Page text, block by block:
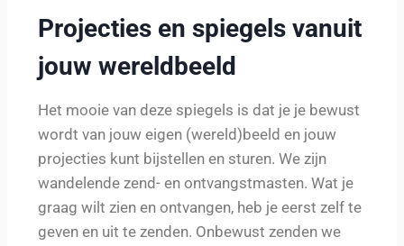
Projecties en spiegels vanuit
jouw wereldbeeld
Het mooie van deze spiegels is dat je je bewust
wordt van jouw eigen (wereld)beeld en jouw
projecties kunt bijstellen en sturen. We zijn
wandelende zend- en ontvangstmasten. Wat je
graag wilt zien en ontvangen, heb je eerst zelf te
geven en uit te zenden. Onbewust zenden we